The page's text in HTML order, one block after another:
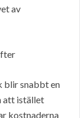
av
blir snabbt en
att istället
kostnaderna